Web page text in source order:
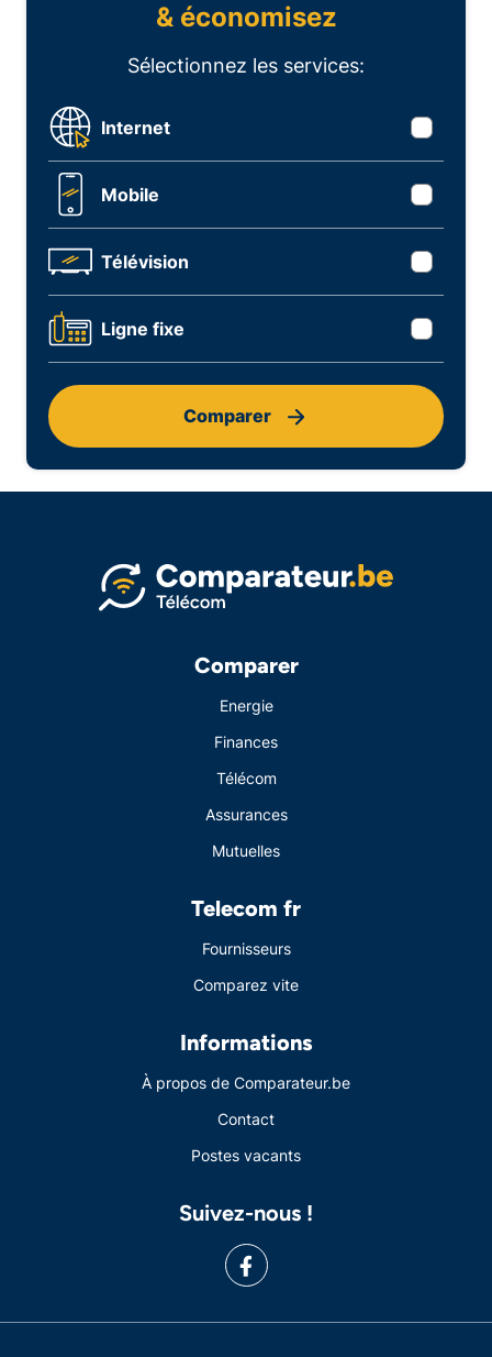
& économisez
Sélectionnez les services:
Internet
Mobile
Télévision
Ligne fixe
Comparer
Comparer
Energie
Finances
Télécom
Assurances
Mutuelles
Telecom fr
Fournisseurs
Comparez vite
Informations
À propos de Comparateur.be
Contact
Postes vacants
Suivez-nous !